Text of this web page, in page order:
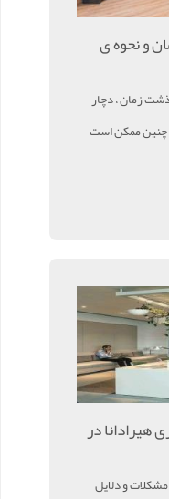
و نحوه ی
زمان ، دچار
ممکن است
در
مشکلات و دلایل